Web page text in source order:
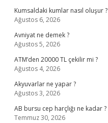
Kumsaldaki kumlar nasıl oluşur ?
Ağustos 6, 2026
Avniyat ne demek ?
Ağustos 5, 2026
ATM’den 20000 TL çekilir mi ?
Ağustos 4, 2026
Akyuvarlar ne yapar ?
Ağustos 3, 2026
AB bursu cep harçlığı ne kadar ?
Temmuz 30, 2026